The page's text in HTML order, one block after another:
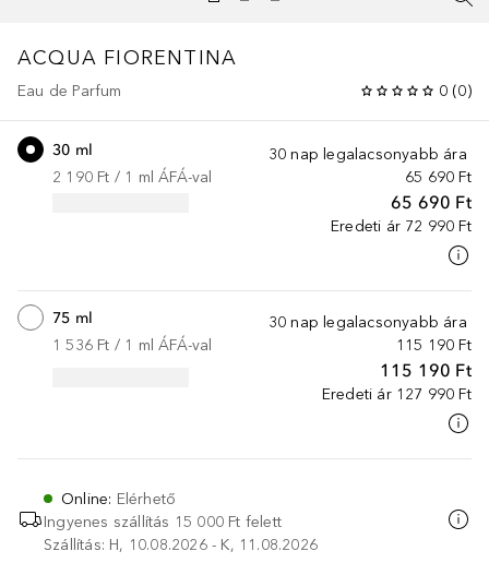
ACQUA FIORENTINA
Eau de Parfum 0 (0)
30 nap legalacsonyabb ára
65 690 Ft
65 690 Ft
Eredeti ár 72 990 Ft
30 ml
2 190 Ft / 1 ml ÁFÁ-val
30 nap legalacsonyabb ára
115 190 Ft
115 190 Ft
Eredeti ár 127 990 Ft
75 ml
1 536 Ft / 1 ml ÁFÁ-val
Online: Elérhető
Ingyenes szállítás 15 000 Ft felett
Szállítás: H, 10.08.2026 - K, 11.08.2026